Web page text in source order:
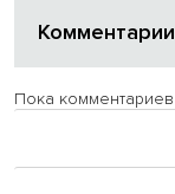
Пока